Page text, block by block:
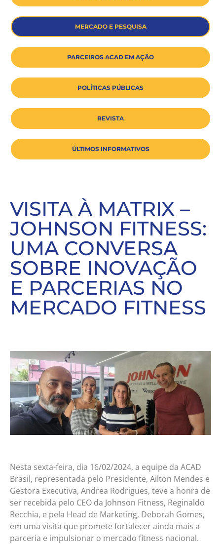
MERCADO E PESQUISA
PARCEIROS ACAD EM AÇÃO
POLÍTICAS PÚBLICAS
REVISTA
ÚLTIMOS INFORMATIVOS
VISITA À MATRIX –
JOHNSON FITNESS:
UMA CONVERSA
SOBRE INOVAÇÃO
E PARCERIAS NO
MERCADO FITNESS
Nesta sexta-feira, dia 16/02/2024, a equipe da ACAD
Brasil, representada pelo Presidente, Ailton Mendes e
Gestora Executiva, Andrea Rodrigues, teve a honra de
ser recebida pelo CEO da Johnson Fitness, Reginaldo
Recchia, e pela Head de Marketing, Deborah Gomes,
em uma visita que promete fortalecer ainda mais a
parceria e impulsionar o mercado fitness nacional.